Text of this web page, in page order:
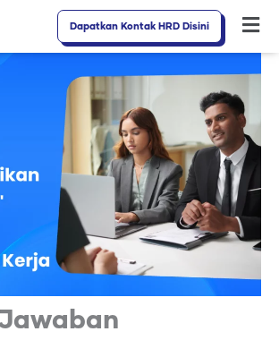
Dapatkan Kontak HRD Disini